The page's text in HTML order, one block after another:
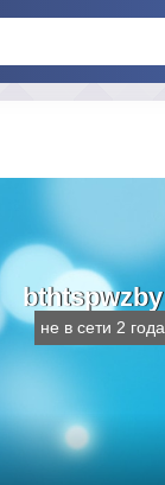
bthtspwzby
не в сети 2 года